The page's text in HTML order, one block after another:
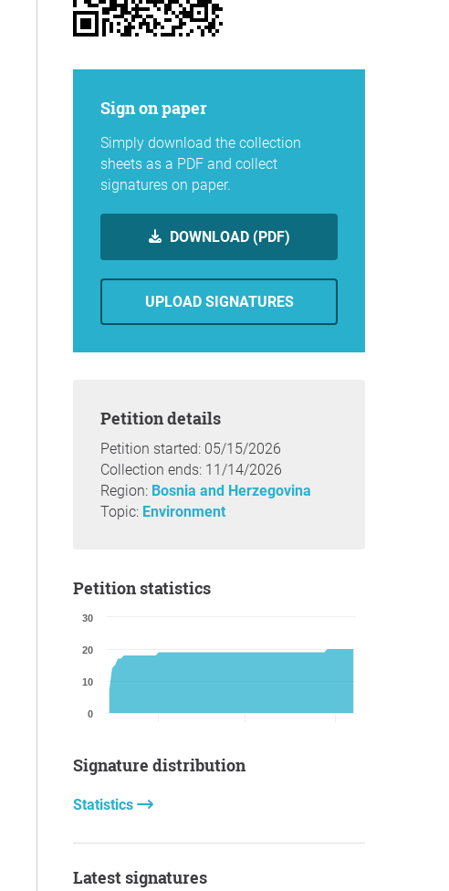
Sign on paper
Simply download the collection
sheets as a PDF and collect
signatures on paper.
DOWNLOAD (PDF)
UPLOAD SIGNATURES
Petition details
Petition started: 05/15/2026
Collection ends: 11/14/2026
Region: Bosnia and Herzegovina
Topic: Environment
Petition statistics
0
10
20
30
Signature distribution
Statistics
Latest signatures